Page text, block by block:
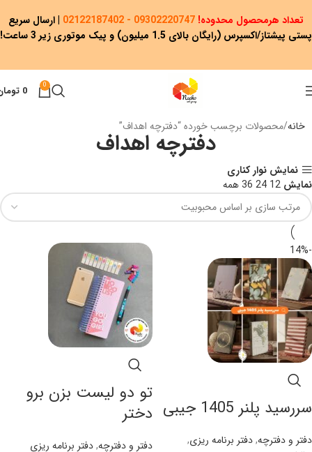
0
0
خانه محصولات برچسب خورده “دفترچه اهداف”
دفترچه اهداف
نمایش نوار کناری
نمایش 12
24
36همه
-14%
سررسید پلنر 1405 جیبی
دفتر و دفترچه,دفتر برنامه ریزی,
تو دو لیست بزن برو
دختر
دفتر و دفترچه,دفتر برنامه ریزی
تعداد هرمحصول محدوده! 09302220747 - 02122187402
|ارسال سریع
پستی پیشتاز/اکسپرس (رایگان بالای 1.5 میلیون) و پیک موتوری زیر 3 ساعت!